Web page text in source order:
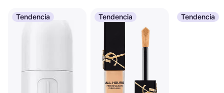
Tendencia Tendencia Tendencia